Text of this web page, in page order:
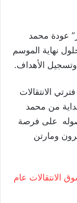
” عودة محمد
نهاية الموسم
الأهداف.
الانتقالات
من محمد
على فرصة
ومارتن
الانتقالات عام